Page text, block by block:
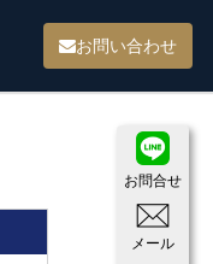
お問い合わせ
お問合せ
メール